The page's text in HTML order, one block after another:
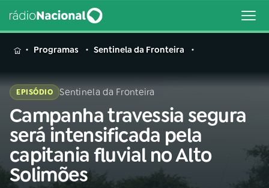
MENU
Buscar
na
Rádio
Nacional
Buscar
AO VIVO
Programas Sentinela da Fronteira
EPISÓDIO Sentinela da Fronteira
Campanha travessia segura
será intensificada pela
capitania fluvial no Alto
Solimões